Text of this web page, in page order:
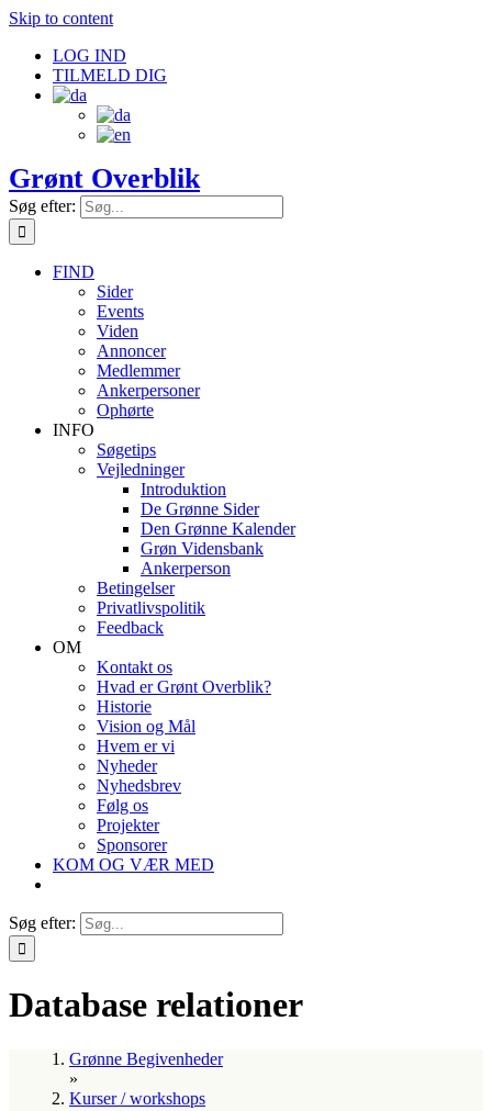
Skip to content
LOG IND
TILMELD DIG
Grønt Overblik
Søg efter:
FIND
Sider
Events
Viden
Annoncer
Medlemmer
Ankerpersoner
Ophørte
INFO
Søgetips
Vejledninger
Introduktion
De Grønne Sider
Den Grønne Kalender
Grøn Vidensbank
Ankerperson
Betingelser
Privatlivspolitik
Feedback
OM
Kontakt os
Hvad er Grønt Overblik?
Historie
Vision og Mål
Hvem er vi
Nyheder
Nyhedsbrev
Følg os
Projekter
Sponsorer
KOM OG VÆR MED
Søg efter:
Database relationer
Grønne Begivenheder
»
Kurser / workshops